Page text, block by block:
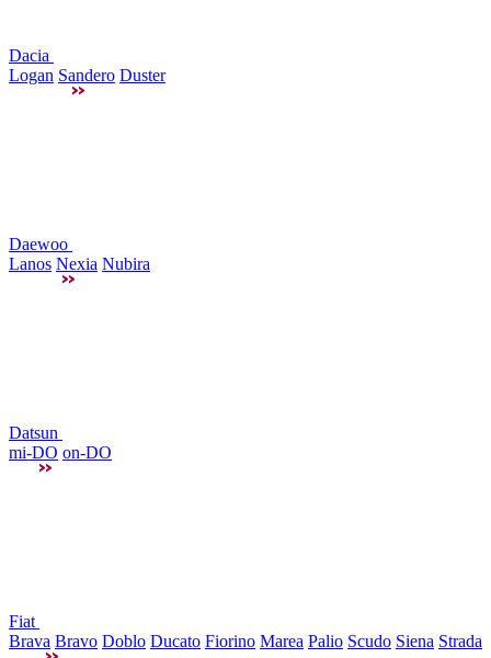
Dacia
Logan Sandero Duster
Daewoo
Lanos Nexia Nubira
Datsun
mi-DO on-DO
Fiat
Brava Bravo Doblo Ducato Fiorino Marea Palio Scudo Siena Strada